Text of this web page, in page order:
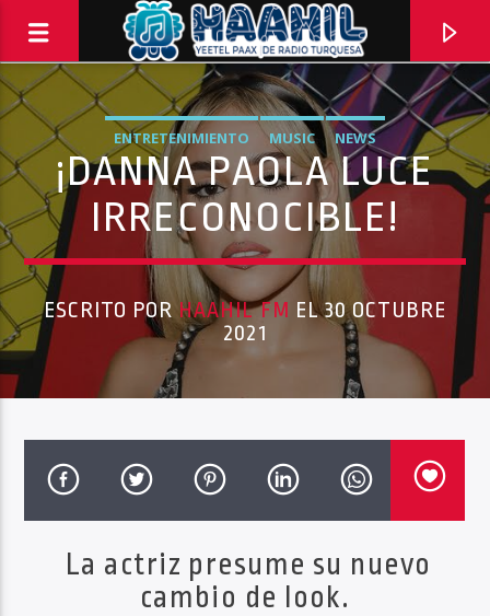
10:00 AM 11:00 AM
Haahil FM
ENTRETENIMIENTO MUSIC NEWS
¡DANNA PAOLA LUCE
IRRECONOCIBLE!
ESCRITO POR HAAHIL FM EL 30 OCTUBRE
2021
La actriz presume su nuevo
cambio de look.